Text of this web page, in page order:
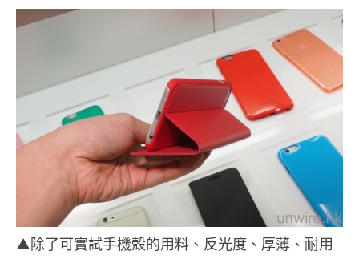
▲除了可實試手機殼的用料、反光度、厚薄、耐用